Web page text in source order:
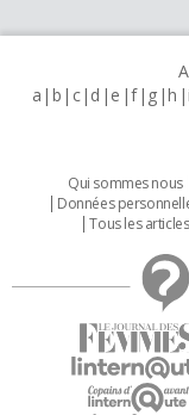
a b c d e f g h i
Qui sommes nous
Données
Tous les articles